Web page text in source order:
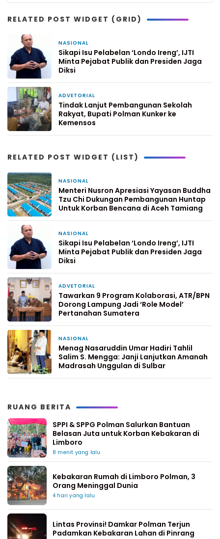
RELATED POST WIDGET (GRID)
NASIONAL
Sikapi Isu Pelabelan ‘Londo Ireng’, IJTI
Minta Pejabat Publik dan Presiden Jaga
Diksi
ADVETORIAL
Tindak Lanjut Pembangunan Sekolah
Rakyat, Bupati Polman Kunker ke
Kemensos
RELATED POST WIDGET (LIST)
NASIONAL
Menteri Nusron Apresiasi Yayasan Buddha
Tzu Chi Dukungan Pembangunan Huntap
Untuk Korban Bencana di Aceh Tamiang
NASIONAL
Sikapi Isu Pelabelan ‘Londo Ireng’, IJTI
Minta Pejabat Publik dan Presiden Jaga
Diksi
ADVETORIAL
Tawarkan 9 Program Kolaborasi, ATR/BPN
Dorong Lampung Jadi ‘Role Model’
Pertanahan Sumatera
NASIONAL
Menag Nasaruddin Umar Hadiri Tahlil
Salim S. Mengga: Janji Lanjutkan Amanah
Madrasah Unggulan di Sulbar
RUANG BERITA
SPPI & SPPG Polman Salurkan Bantuan
Belasan Juta untuk Korban Kebakaran di
Limboro
8 menit yang lalu
Kebakaran Rumah di Limboro Polman, 3
Orang Meninggal Dunia
4 hari yang lalu
Lintas Provinsi! Damkar Polman Terjun
Padamkan Kebakaran Lahan di Pinrang